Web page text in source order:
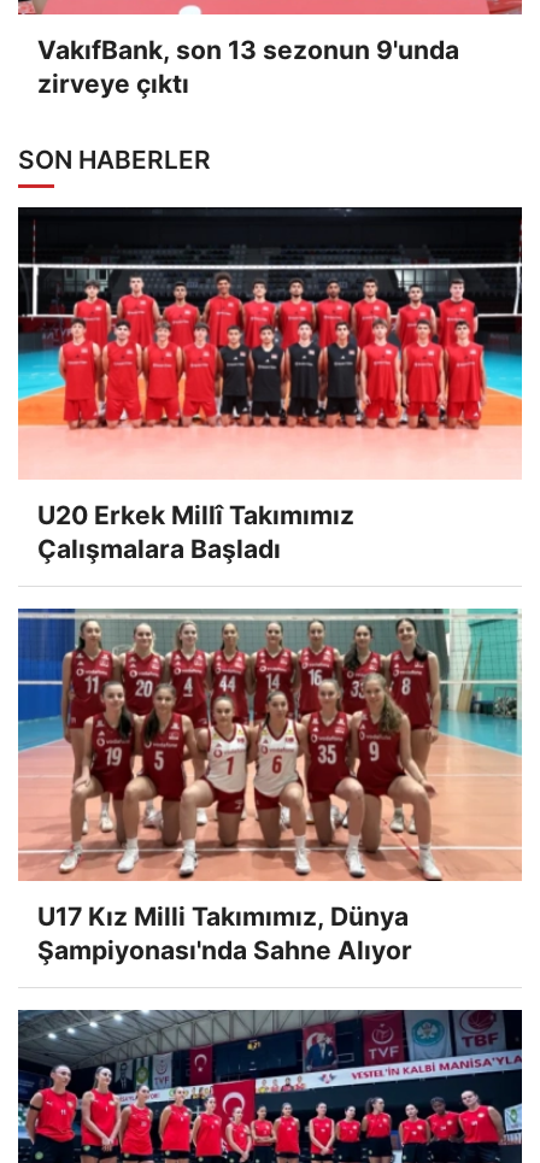
VakıfBank, son 13 sezonun 9'unda
zirveye çıktı
SON HABERLER
U20 Erkek Millî Takımımız
Çalışmalara Başladı
U17 Kız Milli Takımımız, Dünya
Şampiyonası'nda Sahne Alıyor